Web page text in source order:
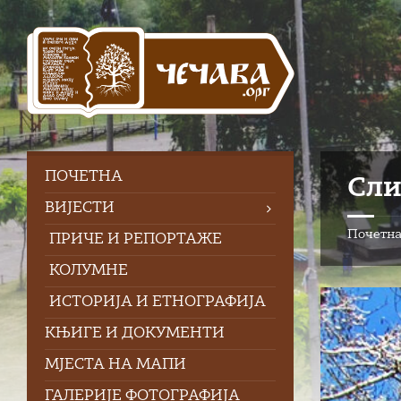
Skip
content
Skip
left
sidebar
Skip
footer
Почетна
ПOЧЕТНА
ВИЈЕСТИ
ПРИЧЕ И РЕПОРТАЖЕ
КОЛУМНЕ
ИСТОРИЈА И ЕТНОГРАФИЈА
КЊИГЕ И ДОКУМЕНТИ
МЈЕСТА НА МАПИ
ГАЛЕРИЈЕ ФОТОГРАФИЈА